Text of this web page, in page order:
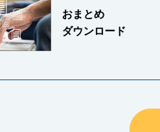
おまとめ
ダウンロード